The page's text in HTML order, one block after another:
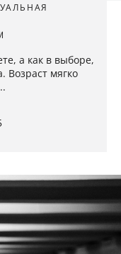
а как в выборе,
Возраст мягко